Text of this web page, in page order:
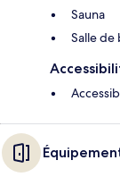
Sauna
Salle de